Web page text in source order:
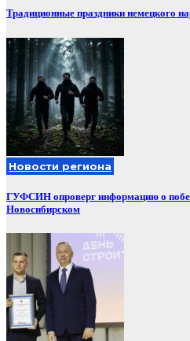
Традиционные праздники немецкого
Новости региона
ГУФСИН опроверг информацию о
Новосибирском